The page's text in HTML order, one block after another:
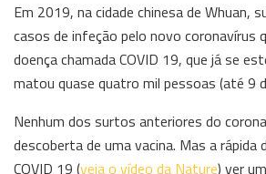
Em 2019, na cidade chinesa de Whuan,
casos de infeção pelo novo coronavírus
doença chamada COVID 19, que já se
matou quase quatro mil pessoas (até 9
Nenhum dos surtos anteriores do
descoberta de uma vacina. Mas a rápida
COVID 19 (veja o vídeo da Nature) ver